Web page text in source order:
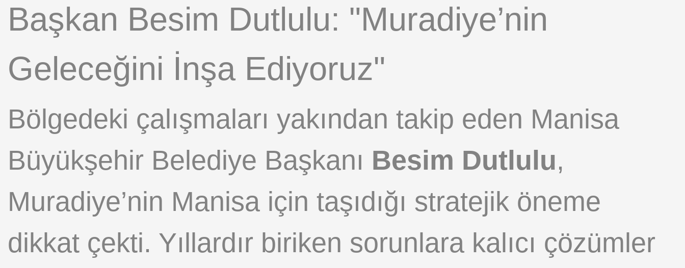
Başkan Besim Dutlulu: "Muradiye’nin
Geleceğini İnşa Ediyoruz"
Bölgedeki çalışmaları yakından takip eden Manisa
Büyükşehir Belediye Başkanı Besim Dutlulu,
Muradiye’nin Manisa için taşıdığı stratejik öneme
dikkat çekti. Yıllardır biriken sorunlara kalıcı çözümler